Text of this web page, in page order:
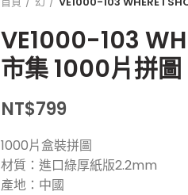
VE1000-103
市集 1000片拼圖
NT$799
1000片盒裝拼圖
材質：進口綠厚紙版2.2mm
產地：中國